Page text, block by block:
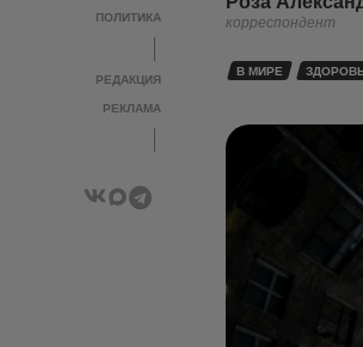
ПОЛИТИКА
РЕДАКЦИЯ
РЕКЛАМА
корреспондент
В МИРЕ